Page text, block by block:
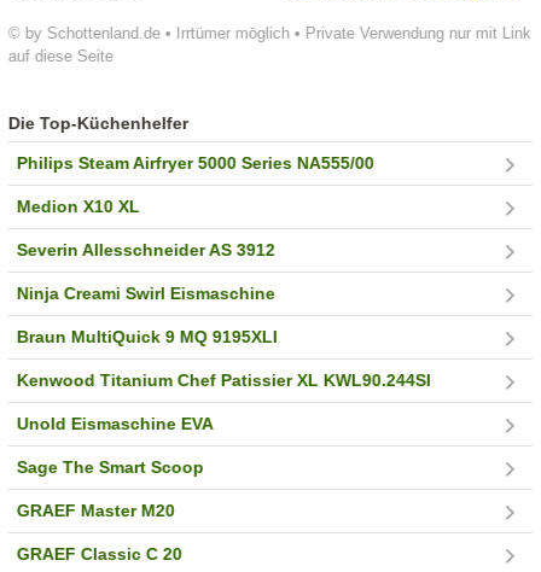
© by Schottenland.de • Irrtümer möglich • Private Verwendung nur mit Link
auf diese Seite
Die Top-Küchenhelfer
Philips Steam Airfryer 5000 Series NA555/00
Medion X10 XL
Severin Allesschneider AS 3912
Ninja Creami Swirl Eismaschine
Braun MultiQuick 9 MQ 9195XLI
Kenwood Titanium Chef Patissier XL KWL90.244SI
Unold Eismaschine EVA
Sage The Smart Scoop
GRAEF Master M20
GRAEF Classic C 20